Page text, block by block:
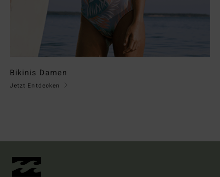
Bikinis Damen
Jetzt Entdecken